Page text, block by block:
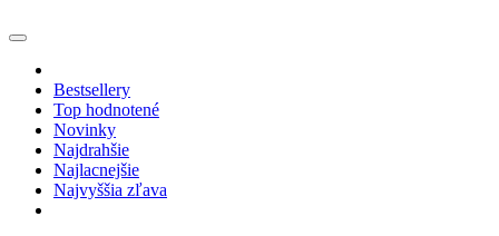
Bestsellery
Top hodnotené
Novinky
Najdrahšie
Najlacnejšie
Najvyššia zľava